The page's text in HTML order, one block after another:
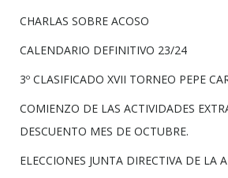
CHARLAS SOBRE ACOSO
CALENDARIO DEFINITIVO 23/24
3º CLASIFICADO XVII TORNEO PEPE
COMIENZO DE LAS ACTIVIDADES
DESCUENTO MES DE OCTUBRE.
ELECCIONES JUNTA DIRECTIVA DE LA